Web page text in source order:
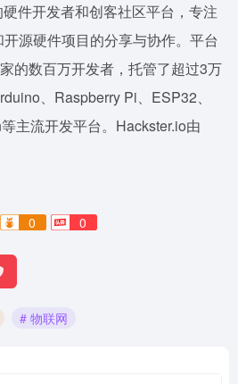
件开发者和创客社区平台，专注
源硬件项目的分享与协作。平台
的数百万开发者，托管了超过3万
、Raspberry Pi、ESP32、
主流开发平台。Hackster.io由
0 0
# 物联网